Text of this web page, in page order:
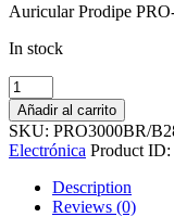
Auricular Prodipe
In stock
Auriculares
Prodipe
PRO-
3000-
NEGRO-
ROJO
quantity
Añadir al carrito
SKU: PRO3000BR/
Electrónica Product ID:
Description
Reviews (0)